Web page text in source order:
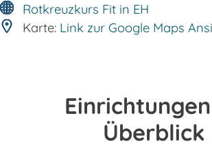
Rotkreuzkurs Fit in EH
Karte: Link zur Google Maps
Überblick